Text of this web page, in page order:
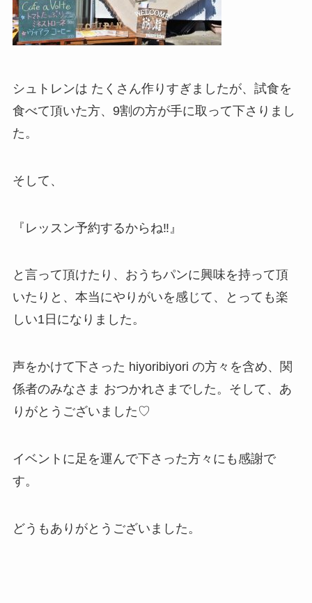
シュトレンは たくさん作りすぎましたが、試食を
食べて頂いた方、9割の方が手に取って下さりまし
た。
そして、
『レッスン予約するからね‼︎』
と言って頂けたり、おうちパンに興味を持って頂
いたりと、本当にやりがいを感じて、とっても楽
しい1日になりました。
声をかけて下さった hiyoribiyori の方々を含め、関
係者のみなさま おつかれさまでした。そして、あ
りがとうございました♡
イベントに足を運んで下さった方々にも感謝で
す。
どうもありがとうございました。